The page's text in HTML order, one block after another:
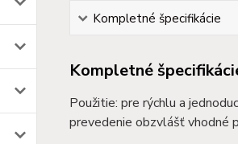
Kompletné špecifikácie
Kompletné
Použitie: pre rýchlu a
prevedenie obzvlášť vhodné